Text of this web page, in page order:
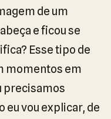
de um
e ficou se
Esse tipo de
momentos em
precisamos
eu vou explicar, de